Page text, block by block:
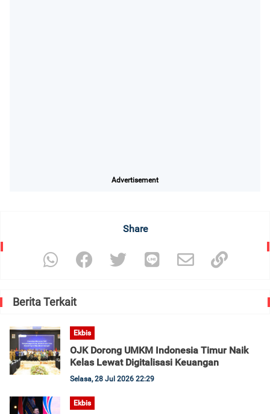
Advertisement
Share
Berita Terkait
Ekbis
OJK Dorong UMKM Indonesia Timur Naik
Kelas Lewat Digitalisasi Keuangan
Selasa, 28 Jul 2026 22:29
Ekbis